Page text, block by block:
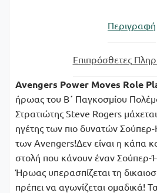
Περιγραφή
Επιπρόσθετες
Avengers Power Moves Role
ήρωας του Β΄ Παγκοσμίου
Στρατιώτης Steve Rogers
ηγέτης των πιο δυνατών
των Avengers!Δεν είναι η κάπα
στολή που κάνουν έναν
Ήρωας υπερασπίζεται τη
πρέπει να αγωνίζεται ομαδικά!